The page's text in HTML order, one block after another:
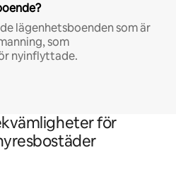
lägenhetsboenden som är
som
nyinflyttade.
för